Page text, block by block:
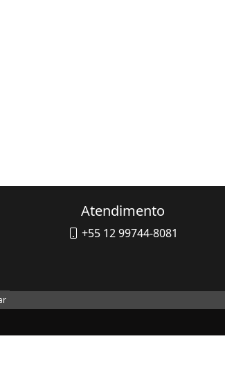
Atendimento
+55 12 99744-8081